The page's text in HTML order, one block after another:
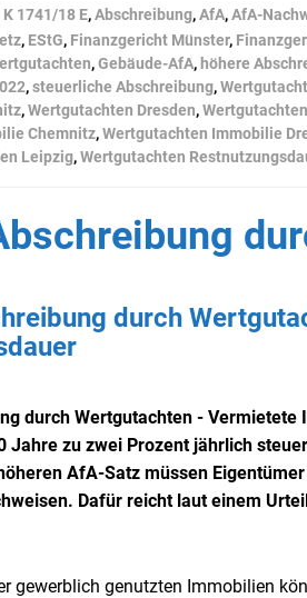
K 1741/18 E,Abschreibung,AfA,AfA-
, EStG, Finanzgericht Münster,
,Gebäude-AfA, höhere
,steuerliche Abschreibung,
,Wertgutachten Dresden,
Chemnitz,Wertgutachten Immobilie
Leipzig,Wertgutachten
durch
durch Wertgutachten - Vermietete
Jahre zu zwei Prozent jährlich
AfA-Satz müssen
Dafür reicht laut einem
gewerblich genutzten Immobilien